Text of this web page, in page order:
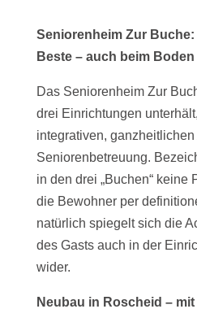
Seniorenheim Zur
Beste – auch beim Boden
Das Seniorenheim Zur
drei Einrichtungen
integrativen,
Seniorenbetreuung.
in den drei „Buchen“ keine
die Bewohner per
natürlich spiegelt sich die
des Gasts auch in der
wider.
Neubau in Roscheid –